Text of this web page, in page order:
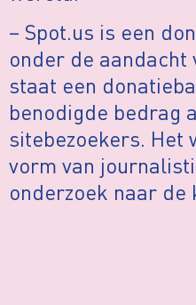
– Spot.us is een
onder de
staat een
benodigde bedrag
sitebezoekers. Het
vorm van
onderzoek naar